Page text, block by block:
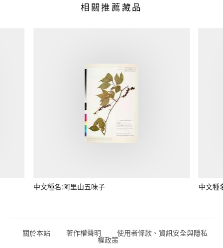
相關推薦藏品
中文種名:阿里山五味子 中文種
關於本站 著作權聲明 使用者條款、資訊安全與隱私
權政策